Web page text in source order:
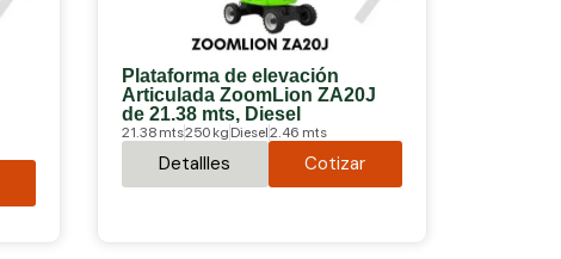
Plataforma de elevación
Articulada ZoomLion ZA20J
de 21.38 mts, Diesel
21.38 mts250 kg Diesel2.46 mts
Detallles Cotizar